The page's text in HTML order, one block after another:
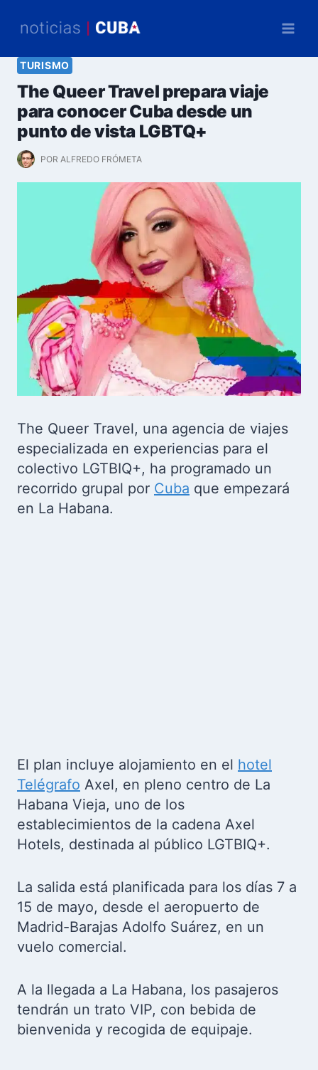
TURISMO
The Queer Travel prepara viaje
para conocer Cuba desde un
punto de vista LGBTQ+
POR ALFREDO FRÓMETA
The Queer Travel, una agencia de viajes
especializada en experiencias para el
colectivo LGTBIQ+, ha programado un
recorrido grupal por Cuba que empezará
en La Habana.
El plan incluye alojamiento en el hotel
Telégrafo Axel, en pleno centro de La
Habana Vieja, uno de los
establecimientos de la cadena Axel
Hotels, destinada al público LGTBIQ+.
La salida está planificada para los días 7 a
15 de mayo, desde el aeropuerto de
Madrid-Barajas Adolfo Suárez, en un
vuelo comercial.
A la llegada a La Habana, los pasajeros
tendrán un trato VIP, con bebida de
bienvenida y recogida de equipaje.